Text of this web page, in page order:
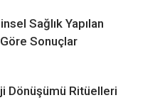
Sağlık Yapılan
Sonuçlar
Dönüşümü Ritüelleri